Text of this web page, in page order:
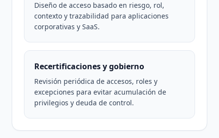
Diseño de acceso basado en riesgo, rol,
contexto y trazabilidad para aplicaciones
corporativas y SaaS.
Recertificaciones y gobierno
Revisión periódica de accesos, roles y
excepciones para evitar acumulación de
privilegios y deuda de control.